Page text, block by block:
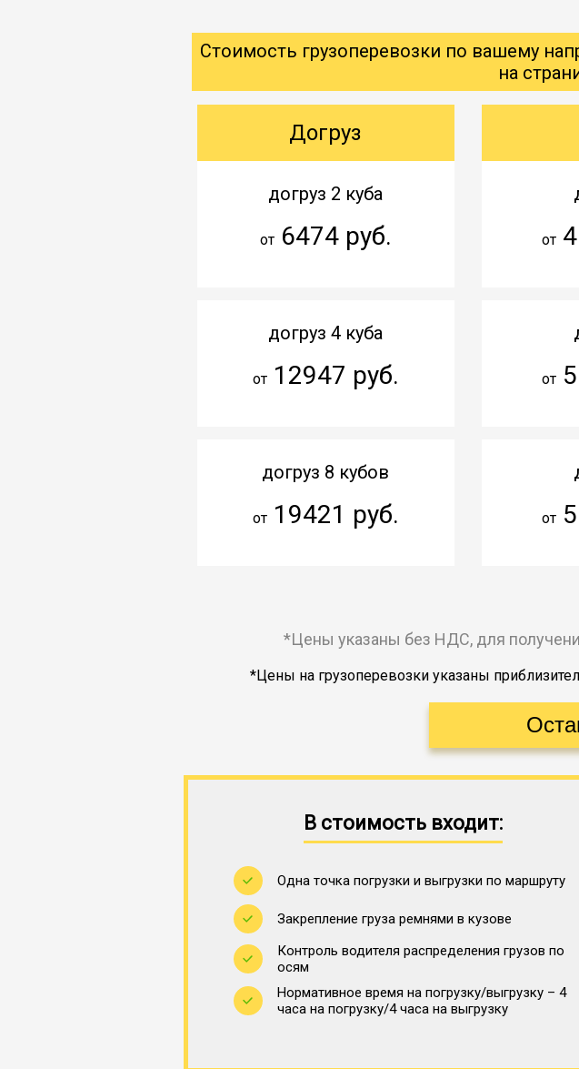
Стоимость грузоперевозки по вашему
на
Догруз
догруз 2 куба
от6474 руб.
догруз 4 куба
от12947 руб.
догруз 8 кубов
от19421 руб.
от
от
от
*Цены указаны без НДС, для
*Цены на грузоперевозки указаны
В стоимость входит:
Одна точка погрузки и выгрузки по маршруту
Закрепление груза ремнями в кузове
Контроль водителя распределения грузов по
осям
Нормативное время на погрузку/выгрузку – 4
часа на погрузку/4 часа на выгрузку